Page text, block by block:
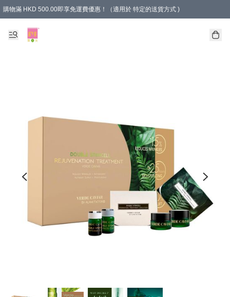
購物滿 HKD 500.00即享免運費優惠！（適用於 特定的送貨方式 )